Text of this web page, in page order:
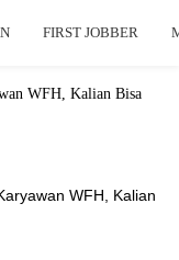
FIRST JOBBER
WFH, Kalian Bisa